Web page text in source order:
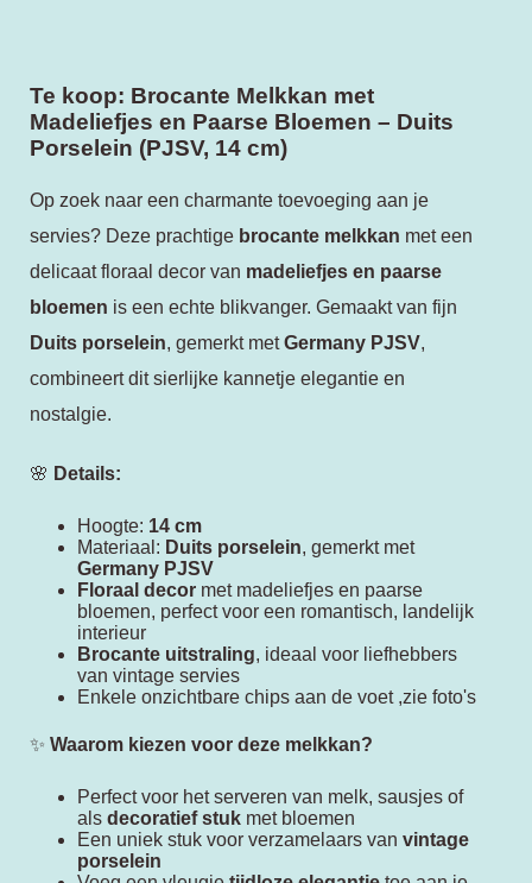
Te koop: Brocante Melkkan met
Madeliefjes en Paarse Bloemen – Duits
Porselein (PJSV, 14 cm)
Op zoek naar een charmante toevoeging aan je
servies? Deze prachtige brocante melkkan met een
delicaat floraal decor van madeliefjes en paarse
bloemen is een echte blikvanger. Gemaakt van fijn
Duits porselein, gemerkt metGermany PJSV,
combineert dit sierlijke kannetje elegantie en
nostalgie.
🌸 Details:
Hoogte: 14 cm
Materiaal: Duits porselein, gemerkt met
Germany PJSV
Floraal decor met madeliefjes en paarse
bloemen, perfect voor een romantisch, landelijk
interieur
Brocante uitstraling, ideaal voor liefhebbers
van vintage servies
Enkele onzichtbare chips aan de voet ,zie foto's
✨ Waarom kiezen voor deze melkkan?
Perfect voor het serveren van melk, sausjes of
als decoratief stuk met bloemen
Een uniek stuk voor verzamelaars van vintage
porselein